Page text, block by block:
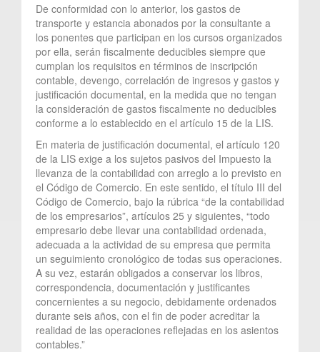
De conformidad con lo anterior, los gastos de
transporte y estancia abonados por la consultante a
los ponentes que participan en los cursos organizados
por ella, serán fiscalmente deducibles siempre que
cumplan los requisitos en términos de inscripción
contable, devengo, correlación de ingresos y gastos y
justificación documental, en la medida que no tengan
la consideración de gastos fiscalmente no deducibles
conforme a lo establecido en el artículo 15 de la LIS.
En materia de justificación documental, el artículo 120
de la LIS exige a los sujetos pasivos del Impuesto la
llevanza de la contabilidad con arreglo a lo previsto en
el Código de Comercio. En este sentido, el título III del
Código de Comercio, bajo la rúbrica “de la contabilidad
de los empresarios”, artículos 25 y siguientes, “todo
empresario debe llevar una contabilidad ordenada,
adecuada a la actividad de su empresa que permita
un seguimiento cronológico de todas sus operaciones.
A su vez, estarán obligados a conservar los libros,
correspondencia, documentación y justificantes
concernientes a su negocio, debidamente ordenados
durante seis años, con el fin de poder acreditar la
realidad de las operaciones reflejadas en los asientos
contables.”